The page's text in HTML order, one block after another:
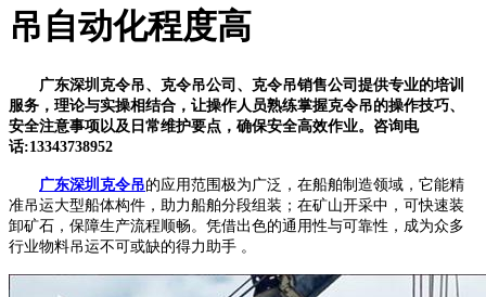
吊自动化程度高
广东深圳克令吊、克令吊公司、克令吊销售公司提供专业的培训
服务，理论与实操相结合，让操作人员熟练掌握克令吊的操作技巧、
安全注意事项以及日常维护要点，确保安全高效作业。咨询电
话:13343738952
广东深圳克令吊的应用范围极为广泛，在船舶制造领域，它能精
准吊运大型船体构件，助力船舶分段组装；在矿山开采中，可快速装
卸矿石，保障生产流程顺畅。凭借出色的通用性与可靠性，成为众多
行业物料吊运不可或缺的得力助手 。